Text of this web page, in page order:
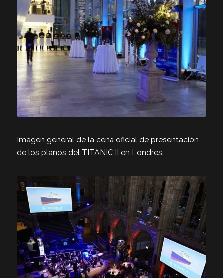
Imagen general de la cena oficial de presentación
de los planos del TITANIC II en Londres.